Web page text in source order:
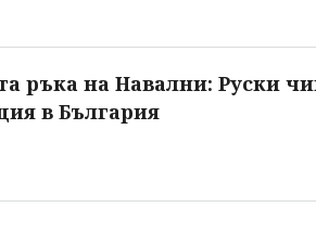
ръка на Навални: Руски
в България